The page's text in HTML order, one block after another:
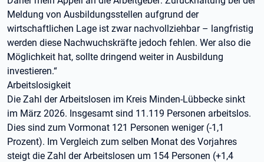
Meldung von Ausbildungsstellen aufgrund der
wirtschaftlichen Lage ist zwar nachvollziehbar – langfristig
werden diese Nachwuchskräfte jedoch fehlen. Wer also die
Möglichkeit hat, sollte dringend weiter in Ausbildung
investieren.“
Arbeitslosigkeit
Die Zahl der Arbeitslosen im Kreis Minden-Lübbecke sinkt
im März 2026. Insgesamt sind 11.119 Personen arbeitslos.
Dies sind zum Vormonat 121 Personen weniger (-1,1
Prozent). Im Vergleich zum selben Monat des Vorjahres
steigt die Zahl der Arbeitslosen um 154 Personen (+1,4